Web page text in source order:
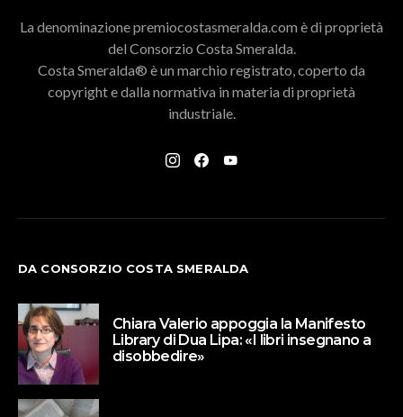
La denominazione premiocostasmeralda.com è di proprietà
del Consorzio Costa Smeralda.
Costa Smeralda® è un marchio registrato, coperto da
copyright e dalla normativa in materia di proprietà
industriale.
DA CONSORZIO COSTA SMERALDA
Chiara Valerio appoggia la Manifesto
Library di Dua Lipa: «I libri insegnano a
disobbedire»